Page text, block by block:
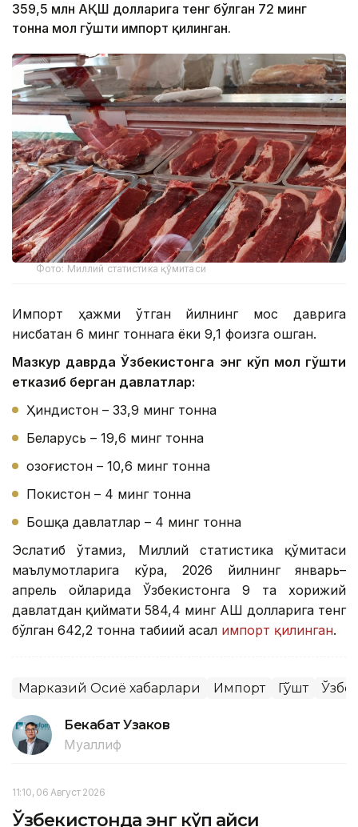
359,5 млн АҚШ долларига тенг бўлган 72 минг
тонна мол гўшти импорт қилинган.
Фото: Миллий статистика қўмитаси
Импорт ҳажми ўтган йилнинг мос даврига
нисбатан 6 минг тоннага ёки 9,1 фоизга ошган.
Мазкур даврда Ўзбекистонга энг кўп мол гўшти
етказиб берган давлатлар:
Ҳиндистон – 33,9 минг тонна
Беларусь – 19,6 минг тонна
Қозоғистон – 10,6 минг тонна
Покистон – 4 минг тонна
Бошқа давлатлар – 4 минг тонна
Эслатиб ўтамиз, Миллий статистика қўмитаси
маълумотларига кўра, 2026 йилнинг январь–
апрель ойларида Ўзбекистонга 9 та хорижий
давлатдан қиймати 584,4 минг АҚШ долларига тенг
бўлган 642,2 тонна табиий асал импорт қилинган.
Марказий Осиё хабарлари Импорт Гўшт
Бекабат Узаков
Муаллиф
11:10, 06 Август 2026
Ўзбекистонда энг кўп қайси